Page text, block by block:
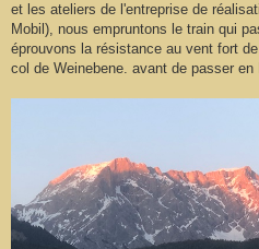
et les ateliers de l'entreprise de
Mobil), nous empruntons le train qui
éprouvons la résistance au vent fort
col de Weinebene. avant de passer en